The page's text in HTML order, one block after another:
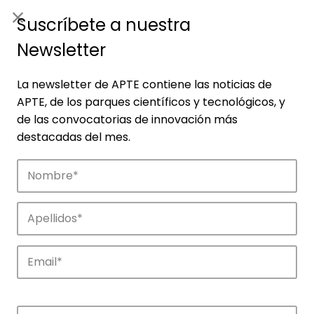
Empresas
Descubre las empresas que impulsan la
innovación en los parques de APTE.
Suscríbete a nuestra
Newsletter
La newsletter de APTE contiene las noticias de
APTE, de los parques científicos y tecnológicos, y
de las convocatorias de innovación más
destacadas del mes.